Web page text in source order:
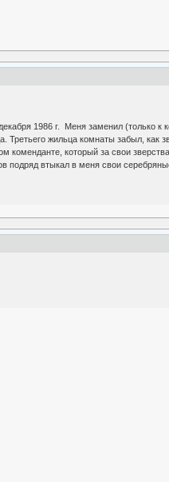
1986 г. Меня заменил (только к
жильца комнаты забыл, как
который за свои
втыкал в меня свои